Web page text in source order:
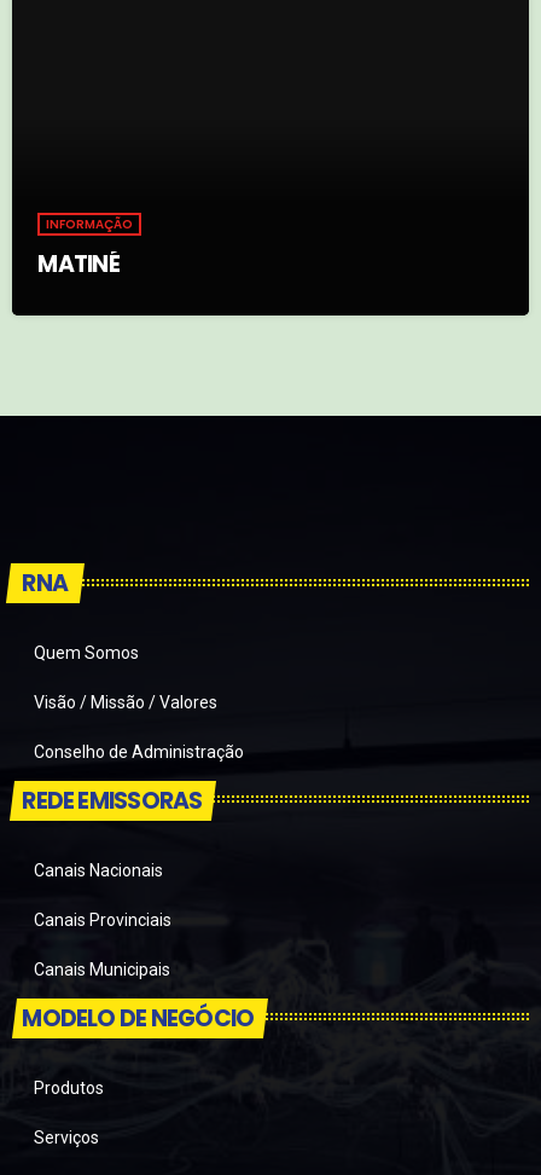
INFORMAÇÃO
MATINÉ
RNA
Quem Somos
Visão / Missão / Valores
Conselho de Administração
REDE EMISSORAS
Canais Nacionais
Canais Provinciais
Canais Municipais
MODELO DE NEGÓCIO
Produtos
Serviços